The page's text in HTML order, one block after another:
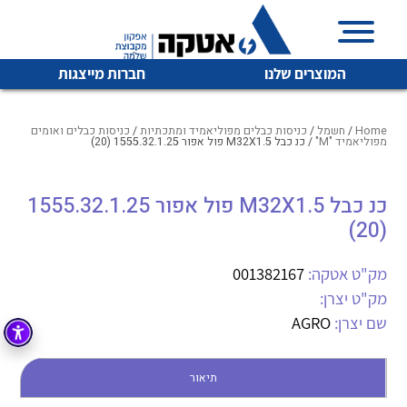
המוצרים שלנו חברות מייצגות
איכות | שרות | זמינות
אטקה בע”מ היא החברה הגדולה והמובילה בישראל בשיווק
מיתוג, בקרה , ואינסטלציה חשמלית ופעילה ב7 תחומים:
חשמל
קופסאות וארונות לחשמל, בקרה ואלקטרוניקה
לכל מוצרי היצרן לכל מוצרי היצרן
Home
/ חשמל / כניסות כבלים מפוליאמיד ומתכתיות/ כניסות כבלים ואומים
מפוליאמיד "M" / כנ כבל M32X1.5 פול אפור 1555.32.1.25 (20)
כנ כבל M32X1.5 פול אפור 1555.32.1.25
(20)
מק"ט אטקה: 001382167
מק"ט יצרן:
שם יצרן: AGRO
תיאור